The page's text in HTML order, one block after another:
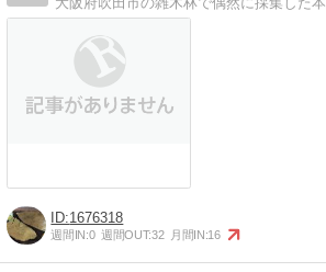
1676318
週間IN:0 週間OUT:32 月間IN:16